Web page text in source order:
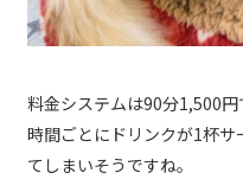
料金システムは90分1,500
時間ごとにドリンクが1杯サ
てしまいそうですね。